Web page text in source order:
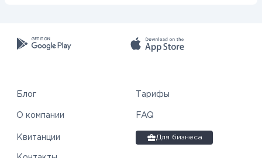
Блог Тарифы
О компании
Квитанции
FAQ
Для бизнеса